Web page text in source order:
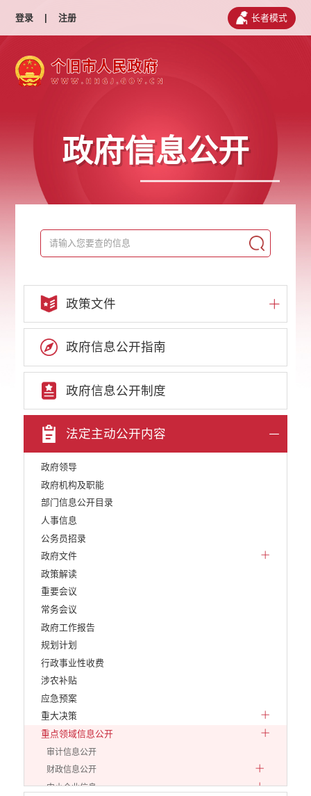
登录 | 注册 长者模式
政府信息公开
政策文件
政府信息公开指南
政府信息公开制度
法定主动公开内容
政府领导
政府机构及职能
部门信息公开目录
人事信息
公务员招录
政府文件
政策解读
重要会议
常务会议
政府工作报告
规划计划
行政事业性收费
涉农补贴
应急预案
重大决策
重点领域信息公开
审计信息公开
财政信息公开
中小企业信息